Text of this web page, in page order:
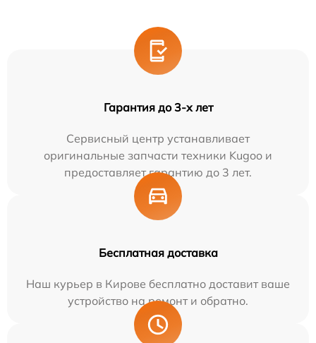
Гарантия до 3-х лет
Сервисный центр устанавливает
оригинальные запчасти техники Kugoo и
предоставляет гарантию до 3 лет.
Бесплатная доставка
Наш курьер в Кирове бесплатно доставит ваше
устройство на ремонт и обратно.